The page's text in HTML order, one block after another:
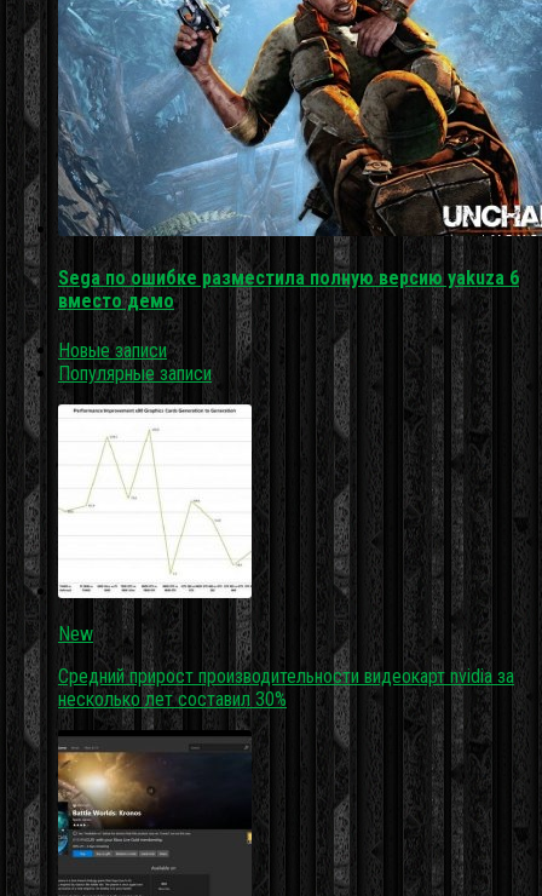
Sega по ошибке разместила полную версию yakuza 6
вместо демо
Новые записи
Популярные записи
New
Средний прирост производительности видеокарт nvidia за
несколько лет составил 30%